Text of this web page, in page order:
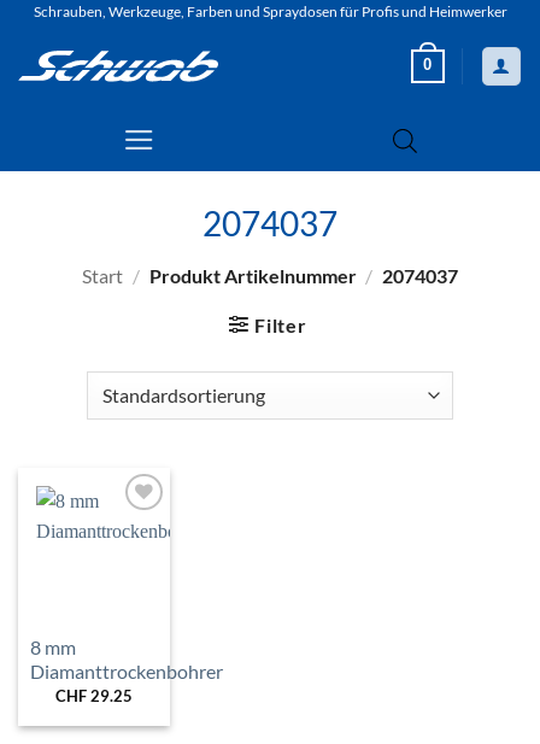
Zum
springen
Schrauben, Werkzeuge, Farben und Spraydosen für Profis und Heimwerker
0
2074037
Start / Produkt Artikelnummer / 2074037
Filter
Zur
8 mm
Diamanttrockenbohrer
CHF29.25